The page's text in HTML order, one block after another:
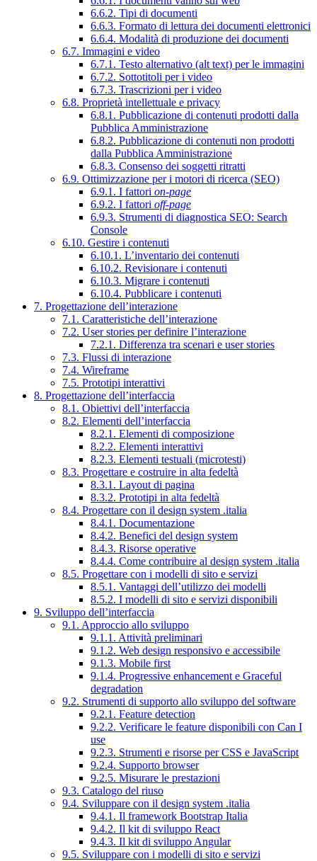
6.6.2. Tipi di documenti
6.6.3. Formato di lettura dei documenti elettronici
6.6.4. Modalità di produzione dei documenti
6.7. Immagini e video
6.7.1. Testo alternativo (alt text) per le immagini
6.7.2. Sottotitoli per i video
6.7.3. Trascrizioni per i video
6.8. Proprietà intellettuale e privacy
6.8.1. Pubblicazione di contenuti prodotti dalla
Pubblica Amministrazione
6.8.2. Pubblicazione di contenuti non prodotti
dalla Pubblica Amministrazione
6.8.3. Consenso dei soggetti ritratti
6.9. Ottimizzazione per i motori di ricerca (SEO)
6.9.1. I fattori on-page
6.9.2. I fattori off-page
6.9.3. Strumenti di diagnostica SEO: Search
Console
6.10. Gestire i contenuti
6.10.1. L’inventario dei contenuti
6.10.2. Revisionare i contenuti
6.10.3. Migrare i contenuti
6.10.4. Pubblicare i contenuti
7. Progettazione dell’interazione
7.1. Caratteristiche dell’interazione
7.2. User stories per definire l’interazione
7.2.1. Differenza tra scenari e user stories
7.3. Flussi di interazione
7.4. Wireframe
7.5. Prototipi interattivi
8. Progettazione dell’interfaccia
8.1. Obiettivi dell’interfaccia
8.2. Elementi dell’interfaccia
8.2.1. Elementi di composizione
8.2.2. Elementi interattivi
8.2.3. Elementi testuali (microtesti)
8.3. Progettare e costruire in alta fedeltà
8.3.1. Layout di pagina
8.3.2. Prototipi in alta fedeltà
8.4. Progettare con il design system .italia
8.4.1. Documentazione
8.4.2. Benefici del design system
8.4.3. Risorse operative
8.4.4. Come contribuire al design system .italia
8.5. Progettare con i modelli di sito e servizi
8.5.1. Vantaggi dell’utilizzo dei modelli
8.5.2. I modelli di sito e servizi disponibili
9. Sviluppo dell’interfaccia
9.1. Approccio allo sviluppo
9.1.1. Attività preliminari
9.1.2. Web design responsivo e accessibile
9.1.3. Mobile first
9.1.4. Progressive enhancement e Graceful
degradation
9.2. Strumenti di supporto allo sviluppo del software
9.2.1. Feature detection
9.2.2. Verificare le feature disponibili con Can I
use
9.2.3. Strumenti e risorse per CSS e JavaScript
9.2.4. Supporto browser
9.2.5. Misurare le prestazioni
9.3. Catalogo del riuso
9.4. Sviluppare con il design system .italia
9.4.1. Il framework Bootstrap Italia
9.4.2. Il kit di sviluppo React
9.4.3. Il kit di sviluppo Angular
9.5. Sviluppare con i modelli di sito e servizi